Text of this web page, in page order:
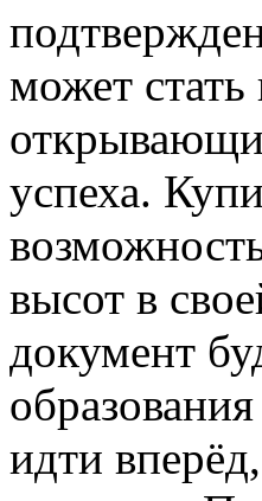
может
успеха.
высот в
документ
идти